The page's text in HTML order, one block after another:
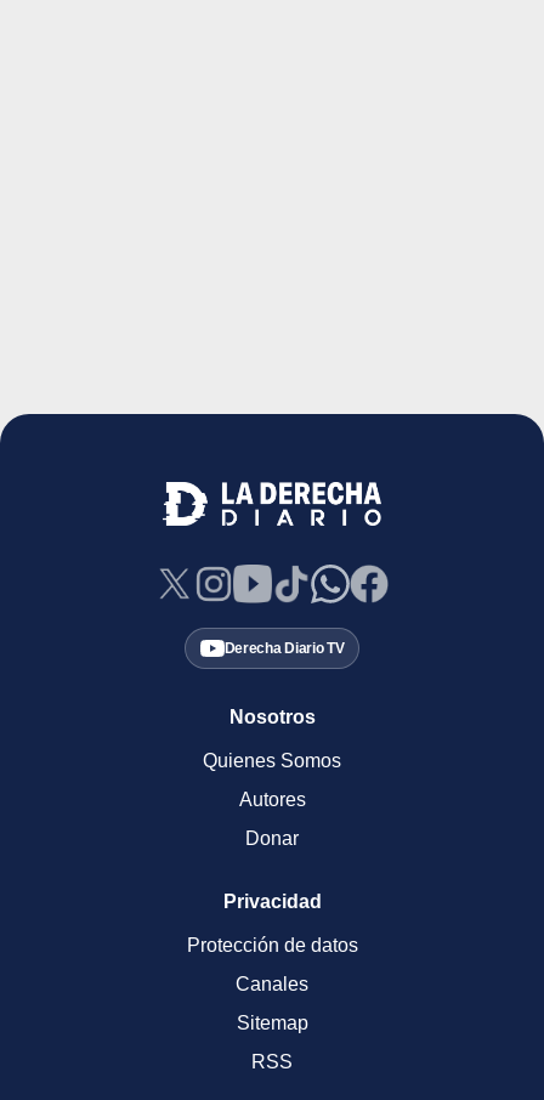
Derecha Diario TV
Nosotros
Quienes Somos
Autores
Donar
Privacidad
Protección de datos
Canales
Sitemap
RSS